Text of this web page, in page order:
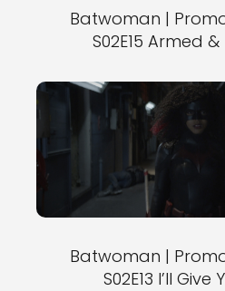
Batwoman |
S02E15 Armed
Batwoman |
S02E13 I’ll